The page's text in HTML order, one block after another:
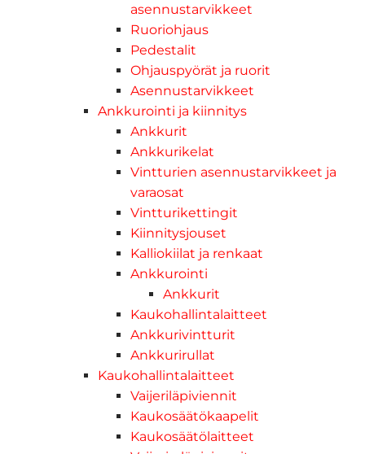
asennustarvikkeet
Ruoriohjaus
Pedestalit
Ohjauspyörät ja ruorit
Asennustarvikkeet
Ankkurointi ja kiinnitys
Ankkurit
Ankkurikelat
Vintturien asennustarvikkeet ja
varaosat
Vintturikettingit
Kiinnitysjouset
Kalliokiilat ja renkaat
Ankkurointi
Ankkurit
Kaukohallintalaitteet
Ankkurivintturit
Ankkurirullat
Kaukohallintalaitteet
Vaijeriläpiviennit
Kaukosäätökaapelit
Kaukosäätölaitteet